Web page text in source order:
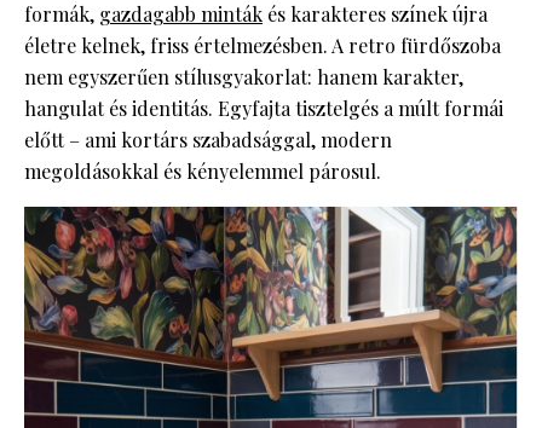
formák, gazdagabb minták és karakteres színek újra
életre kelnek, friss értelmezésben. A retro fürdőszoba
nem egyszerűen stílusgyakorlat: hanem karakter,
hangulat és identitás. Egyfajta tisztelgés a múlt formái
előtt – ami kortárs szabadsággal, modern
megoldásokkal és kényelemmel párosul.